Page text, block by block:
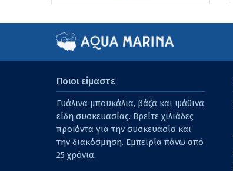
Ποιοι είμαστε
Γυάλινα μπουκάλια, βάζα και ψάθινα
είδη συσκευασίας. Βρείτε χιλιάδες
προϊόντα για την συσκευασία και
την διακόσμηση. Εμπειρία πάνω από
25 χρόνια.